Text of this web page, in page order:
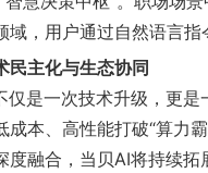
域，用户通过自然语言指
民主化与生态协同
仅是一次技术升级，更
成本、高性能打破“算力
度融合，当贝AI将持续